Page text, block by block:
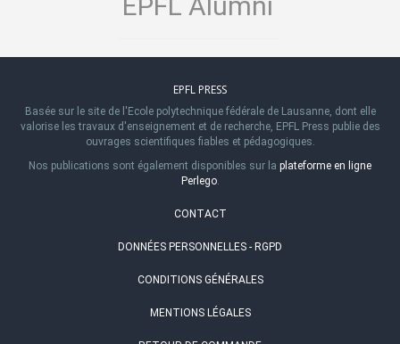
EPFL PRESS
Basée sur le site de l'Ecole polytechnique fédérale de Lausanne, dont elle
valorise les travaux d'enseignement et de recherche, EPFL Press publie des
ouvrages scientifiques fiables et pédagogiques.
Nos publications sont également disponibles sur la plateforme en ligne
Perlego.
CONTACT
DONNÉES PERSONNELLES - RGPD
CONDITIONS GÉNÉRALES
MENTIONS LÉGALES